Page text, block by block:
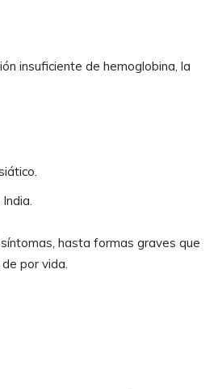
insuficiente de hemoglobina, la
hasta formas graves que
por vida.